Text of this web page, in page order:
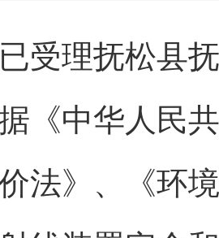
理抚松县抚
《中华人民
法》、《环